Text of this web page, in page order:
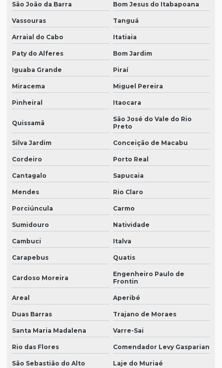
São João da Barra Bom Jesus do Itabapoana
Vassouras Tanguá
Arraial do Cabo Itatiaia
Paty do Alferes Bom Jardim
Iguaba Grande Piraí
Miracema Miguel Pereira
Pinheiral Itaocara
Quissamã
São José do Vale do Rio
Preto
Silva Jardim Conceição de Macabu
Cordeiro Porto Real
Cantagalo Sapucaia
Mendes Rio Claro
Porciúncula Carmo
Sumidouro Natividade
Cambuci Italva
Carapebus Quatis
Cardoso Moreira
Engenheiro Paulo de
Frontin
Areal Aperibé
Duas Barras Trajano de Moraes
Santa Maria Madalena Varre-Sai
Rio das Flores Comendador Levy Gasparian
São Sebastião do Alto Laje do Muriaé